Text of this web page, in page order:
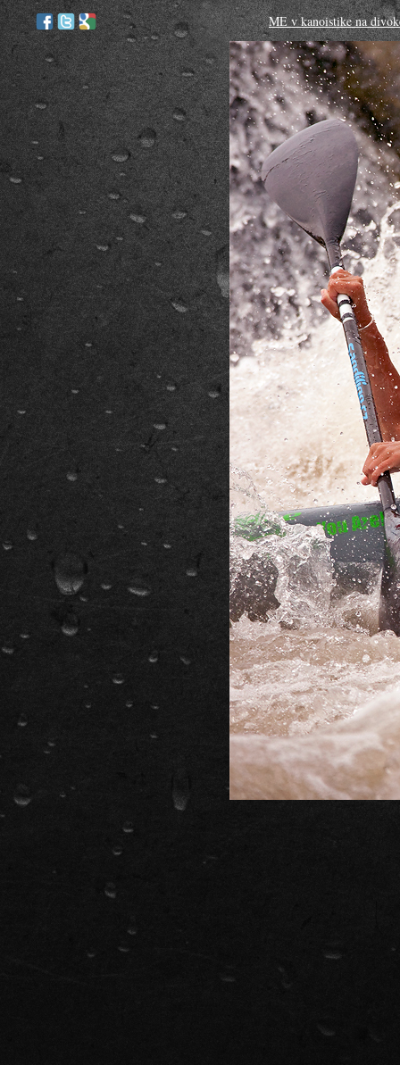
ME v kanoistike na